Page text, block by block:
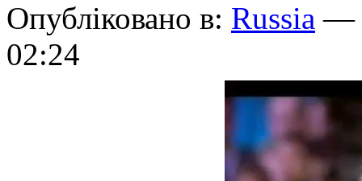
Опубліковано в: Russia —
02:24